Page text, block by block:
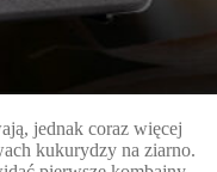
jednak coraz więcej
kukurydzy na ziarno.